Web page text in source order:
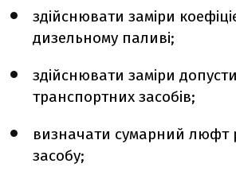
здійснювати заміри
дизельному паливі;
здійснювати заміри
транспортних засобів;
визначати сумарний люфт
засобу;